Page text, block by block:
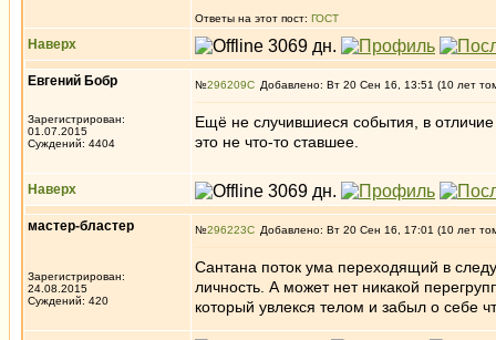
Ответы на этот пост: ГОСТ
Наверх
Евгений Бобр
Зарегистрирован:
01.07.2015
Суждений: 4404
№296209 Добавлено: Вт 20 Сен 16, 13:51 (10 лет
Ещё не случившиеся события, в
это не что-то ставшее.
Наверх
мастер-бластер
Зарегистрирован:
24.08.2015
Суждений: 420
№296223 Добавлено: Вт 20 Сен 16, 17:01 (10 лет
Сантана поток ума переходящий в
личность. А может нет никакой
который увлекся телом и забыл о себе